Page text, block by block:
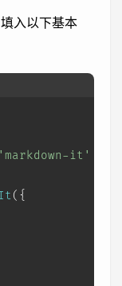
入以下基本
'markdown-it'
({